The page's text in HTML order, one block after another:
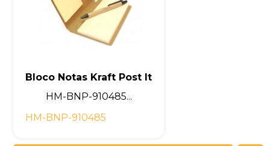
Bloco Notas Kraft Post It
HM-BNP-910485...
HM-BNP-910485